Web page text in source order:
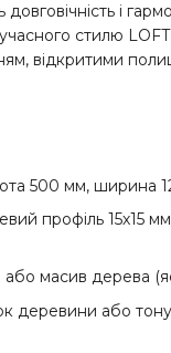
довговічність і
стилю
відкритими
500 мм, ширина
профіль 15х15
масив дерева
деревини або